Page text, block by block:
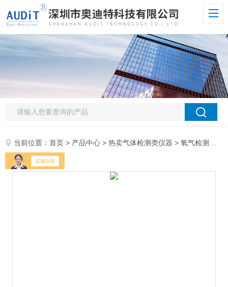
当前位置：首页 > 产品中心 >热卖气体检测类仪器 >氧气检测仪